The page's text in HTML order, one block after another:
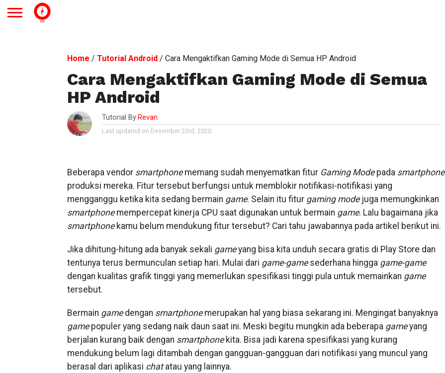
Home / Tutorial Android/ Cara Mengaktifkan Gaming Mode di Semua HP Android
Cara Mengaktifkan Gaming Mode di Semua
HP Android
Tutorial By Revan
Last updated on Desember 23rd, 2020
Beberapa vendor smartphonememang sudah menyematkan fitur Gaming Modepada smartphone
produksi mereka. Fitur tersebut berfungsi untuk memblokir notifikasi-notifikasi yang
mengganggu ketika kita sedang bermain game. Selain itu fitur gaming modejuga memungkinkan
smartphonemempercepat kinerja CPU saat digunakan untuk bermain game. Lalu bagaimana jika
smartphonekamu belum mendukung fitur tersebut? Cari tahu jawabannya pada artikel berikut ini.
Jika dihitung-hitung ada banyak sekali gameyang bisa kita unduh secara gratis di Play Store dan
tentunya terus bermunculan setiap hari. Mulai dari game-gamesederhana hingga game-game
dengan kualitas grafik tinggi yang memerlukan spesifikasi tinggi pula untuk memainkan game
tersebut.
Bermain gamedengan smartphonemerupakan hal yang biasa sekarang ini. Mengingat banyaknya
gamepopuler yang sedang naik daun saat ini. Meski begitu mungkin ada beberapa gameyang
berjalan kurang baik dengan smartphonekita. Bisa jadi karena spesifikasi yang kurang
mendukung belum lagi ditambah dengan gangguan-gangguan dari notifikasi yang muncul yang
berasal dari aplikasi chatatau yang lainnya.